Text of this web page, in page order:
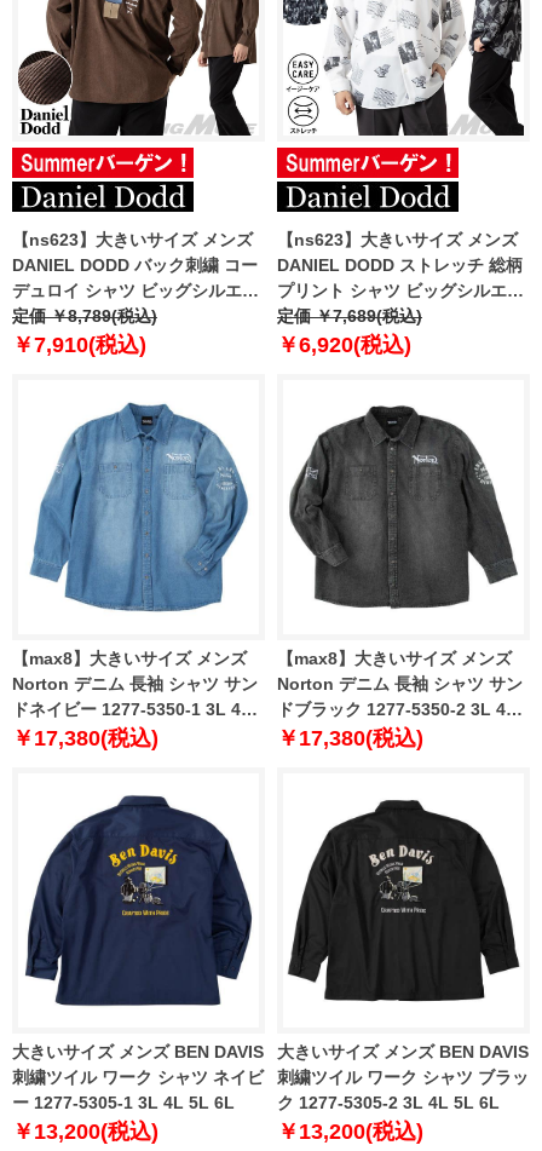
【ns623】大きいサイズ メンズ
DANIEL DODD バック刺繍 コー
デュロイ シャツ ビッグシルエッ
ト 916-sh250412 【t2502】
定価 ￥8,789(税込)
￥7,910(税込)
【ns623】大きいサイズ メンズ
DANIEL DODD ストレッチ 総柄
プリント シャツ ビッグシルエッ
ト イージーケア 916-sh250413
【t2502】
定価 ￥7,689(税込)
￥6,920(税込)
【max8】大きいサイズ メンズ
Norton デニム 長袖 シャツ サン
ドネイビー 1277-5350-1 3L 4L
5L 6L 8L
￥17,380(税込)
【max8】大きいサイズ メンズ
Norton デニム 長袖 シャツ サン
ドブラック 1277-5350-2 3L 4L
5L 6L 8L
￥17,380(税込)
大きいサイズ メンズ BEN DAVIS
刺繍ツイル ワーク シャツ ネイビ
ー 1277-5305-1 3L 4L 5L 6L
￥13,200(税込)
大きいサイズ メンズ BEN DAVIS
刺繍ツイル ワーク シャツ ブラッ
ク 1277-5305-2 3L 4L 5L 6L
￥13,200(税込)